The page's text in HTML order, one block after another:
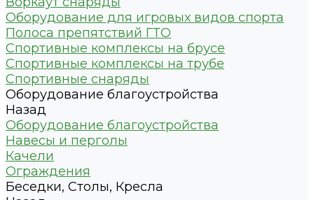
Оборудование для игровых видов спорта
Полоса препятствий ГТО
Спортивные комплексы на брусе
Спортивные комплексы на трубе
Спортивные снаряды
Оборудование благоустройства
Назад
Оборудование благоустройства
Навесы и перголы
Качели
Ограждения
Беседки, Столы, Кресла